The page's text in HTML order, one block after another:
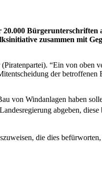
20.000 Bürgerunterschriften
zusammen mit
“Ein von oben
der betroffenen
von Windanlagen haben
abgeben, diese
die dies